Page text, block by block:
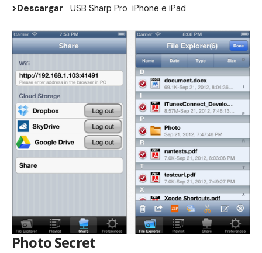
>Descargar
USB Sharp Pro iPhone e iPad
Photo Secret